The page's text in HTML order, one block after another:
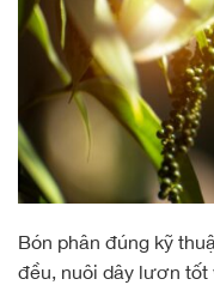
Bón phân đúng kỹ
đều, nuôi dây lươn tốt